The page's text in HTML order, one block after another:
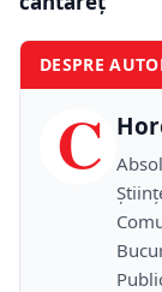
DESPRE
C